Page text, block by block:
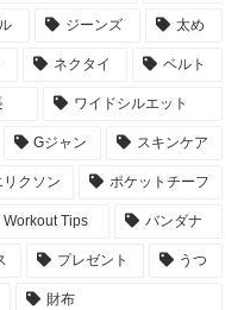
ジーンズ 太め
ネクタイ ベルト
ワイドシルエット
Gジャン スキンケア
リクソン ポケットチーフ
Workout Tips バンダナ
プレゼント うつ
財布